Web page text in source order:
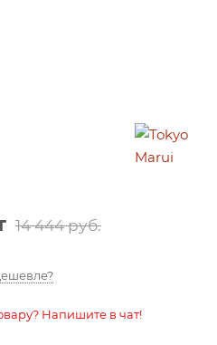
14 444руб.
Напишите в чат!